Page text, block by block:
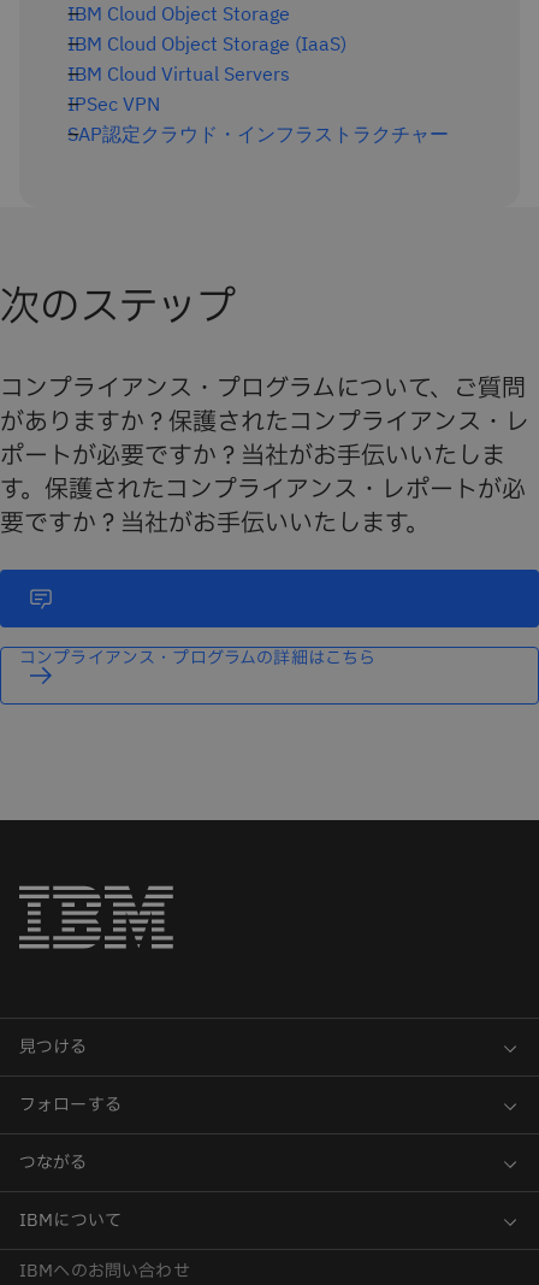
IBM Cloud Object Storage
IBM Cloud Object Storage (IaaS)
IBM Cloud Virtual Servers
IPSec VPN
SAP認定クラウド・インフラストラクチャー
次のステップ
コンプライアンス・プログラムについて、ご質問
がありますか？保護されたコンプライアンス・レ
ポートが必要ですか？当社がお手伝いいたしま
す。保護されたコンプライアンス・レポートが必
要ですか？当社がお手伝いいたします。
コンプライアンス・プログラムの詳細はこちら
IBMへのお問い合わせ